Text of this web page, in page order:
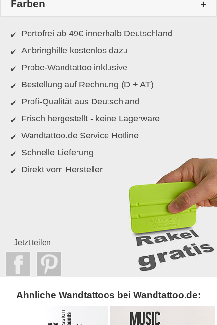
Farben
Portofrei ab 49€ innerhalb Deutschland
Anbringhilfe kostenlos dazu
Probe-Wandtattoo inklusive
Bestellung auf Rechnung (D + AT)
Profi-Qualität aus Deutschland
Frisch hergestellt - keine Lagerware
Wandtattoo.de Service Hotline
Schnelle Lieferung
Direkt vom Hersteller
Jetzt teilen
Ähnliche Wandtattoos bei Wandtattoo.de: